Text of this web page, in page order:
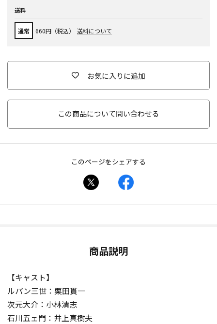
送料
通常 660円（税込） 送料について
お気に入りに追加
この商品について問い合わせる
このページをシェアする
商品説明
【キャスト】
ルパン三世：栗田貫一
次元大介：小林清志
石川五ェ門：井上真樹夫